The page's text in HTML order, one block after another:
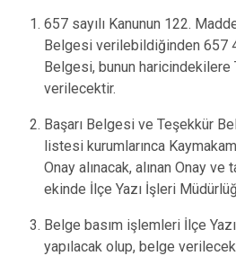
657 sayılı Kanunun 122.
Belgesi verilebildiğinden 657
Belgesi, bunun
verilecektir.
Başarı Belgesi ve Teşekkür
listesi kurumlarınca
Onay alınacak, alınan Onay
ekinde İlçe Yazı İşleri
Belge basım işlemleri İlçe
yapılacak olup, belge